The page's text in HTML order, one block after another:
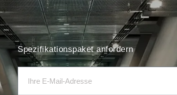
Spezifikationspaket anfordern